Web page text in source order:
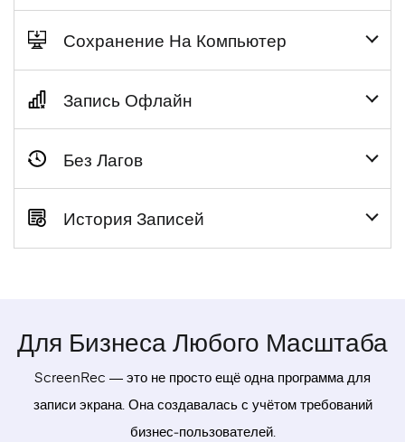
Сохранение На Компьютер
Запись Офлайн
Без Лагов
История Записей
Для Бизнеса Любого Масштаба
ScreenRec — это не просто ещё одна программа для
записи экрана. Она создавалась с учётом требований
бизнес‑пользователей.